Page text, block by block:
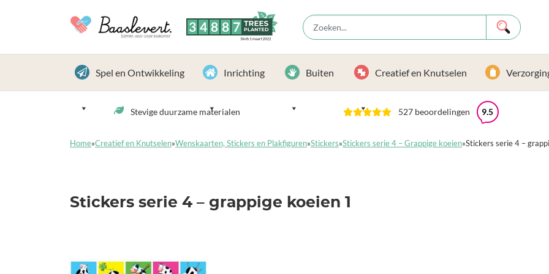
3 4 8 8 7 TREES
PLANTED
Sinds 1 maart 2022
Spel en Ontwikkeling Inrichting Buiten Creatief en Knutselen
Stevige duurzame materialen 527 beoordelingen 9.5
Home»Creatief en Knutselen»Wenskaarten, Stickers en Plakfiguren»Stickers»Stickers serie 4 – Grappige koeien»Stickers serie 4 –
Stickers serie 4 – grappige koeien 1